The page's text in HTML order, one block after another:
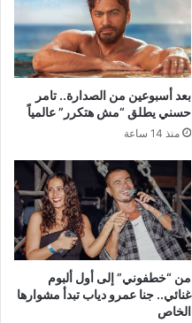
بعد أسبوعين من الصدارة.. تامر
حسني يطلق “مش هتكرر” عالمياً
منذ 14 ساعة
من “خطفوني” إلى أول ألبوم
غنائي.. جنا عمرو دياب تبدأ مشوارها
الخاص